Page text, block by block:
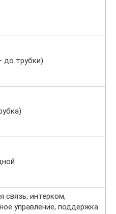
до трубки)
связь, интерком,
управление, поддержка